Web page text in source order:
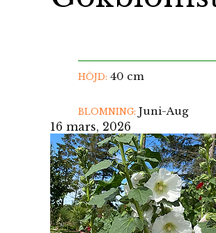
HÖJD: 40 cm
BLOMNING: Juni-Aug
16 mars, 2026